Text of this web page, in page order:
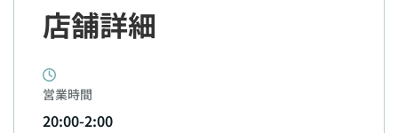
店舗詳細
営業時間
20:00-2:00